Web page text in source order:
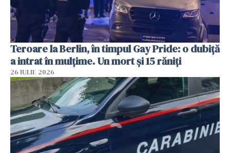
Teroare la Berlin, în timpul Gay Pride: o dubiță
a intrat în mulțime. Un mort și 15 răniți
26 IULIE 2026